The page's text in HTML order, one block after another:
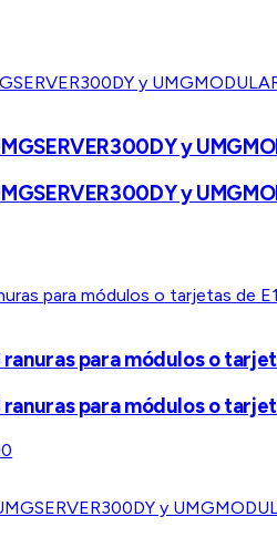
y
y
para módulos o
para módulos o